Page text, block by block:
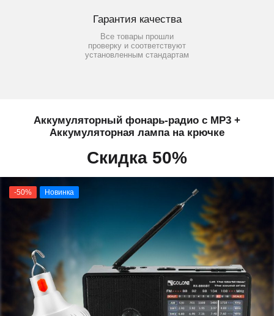
Гарантия качества
Все товары прошли
проверку и соответствуют
установленным стандартам
Аккумуляторный фонарь-радио с MP3 +
Аккумуляторная лампа на крючке
Скидка 50%
-50% Новинка